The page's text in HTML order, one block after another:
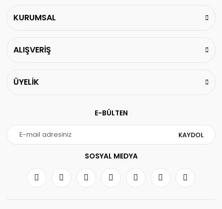
KURUMSAL
ALIŞVERİŞ
ÜYELİK
E-BÜLTEN
KAYDOL
SOSYAL MEDYA